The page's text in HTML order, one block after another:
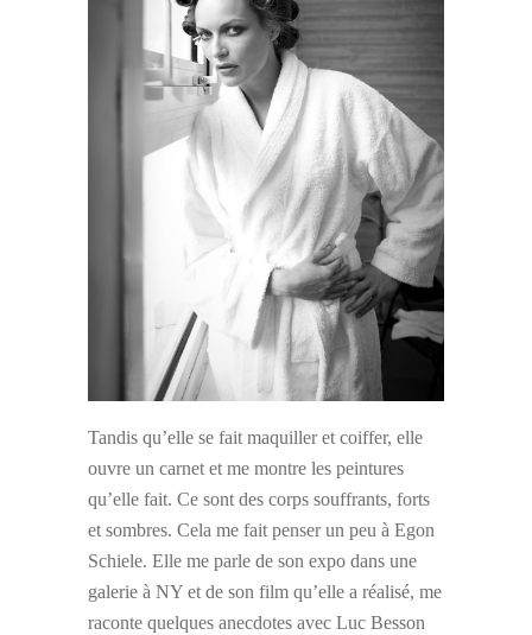
Tandis qu’elle se fait maquiller et coiffer, elle
ouvre un carnet et me montre les peintures
qu’elle fait. Ce sont des corps souffrants, forts
et sombres. Cela me fait penser un peu à Egon
Schiele. Elle me parle de son expo dans une
galerie à NY et de son film qu’elle a réalisé, me
raconte quelques anecdotes avec Luc Besson